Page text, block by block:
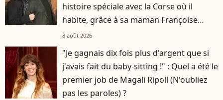
histoire spéciale avec la Corse où il
habite, grâce à sa maman Françoise
Hardy
8 août 2026
"Je gagnais dix fois plus d'argent que si
j'avais fait du baby-sitting !" : Quel a été le
premier job de Magali Ripoll (N'oubliez
pas les paroles) ?